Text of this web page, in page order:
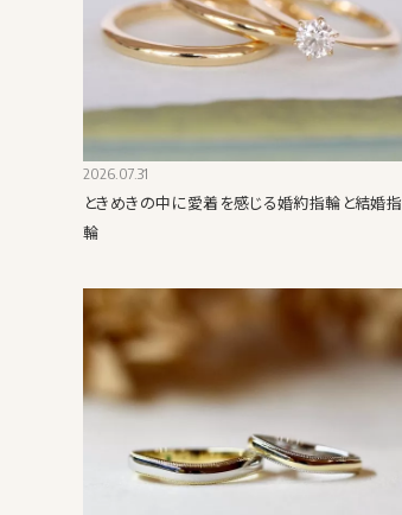
2026.07.31
ときめきの中に愛着を感じる婚約指輪と結婚指
輪